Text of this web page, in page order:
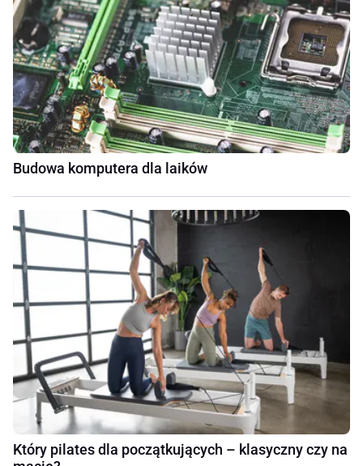
Budowa komputera dla laików
Który pilates dla początkujących – klasyczny czy na